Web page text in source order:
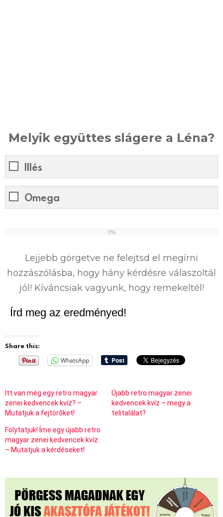
Melyik együttes slágere a Léna?
Illés
Omega
0%
Lejjebb görgetve ne felejtsd el megírni
hozzászólásba, hogy hány kérdésre válaszoltál
jól! Kíváncsiak vagyunk, hogy remekeltél!
Írd meg az eredményed!
Share this:
WhatsApp
Itt van még egy retro magyar
zenei kedvencek kvíz? –
Mutatjuk a fejtörőket!
Újabb retro magyar zenei
kedvencek kvíz – megy a
telitalálat?
Folytatjuk! Íme egy újabb retro
magyar zenei kedvencek kvíz
– Mutatjuk a kérdéseket!